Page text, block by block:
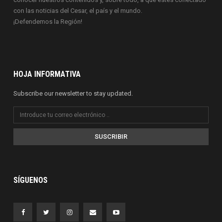
con las noticias del Cesar, el país y el mundo.
¡Defendemos la Región!
HOJA INFORMATIVA
Subscribe our newsletter to stay updated.
SUSCRIBIR
SÍGUENOS